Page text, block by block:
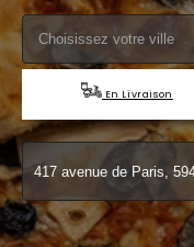
VOS AVIS
MENTIONS LÉGALES
C.G.V
En Livraison